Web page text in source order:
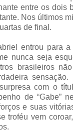
entre os dois
Nos últimos
de final.
entrou para
nunca seja
brasileiros
com o
de “Gabe”
e suas
troféu vem